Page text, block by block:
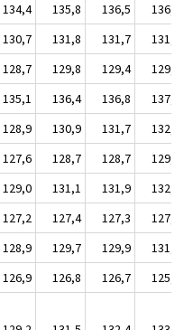
134,4 135,8 136,5
136,9
130,7 131,8 131,7
131,9
128,7 129,8 129,4
129,4
135,1 136,4 136,8
137,4
128,9 130,9 131,7
132,6
127,6 128,7 128,7
129,7
129,0 131,1 131,9
132,8
127,2 127,4 127,3
127,1
128,9 129,7 129,9
131,2
126,9 126,8 126,7
125,8